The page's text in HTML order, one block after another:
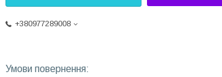
+380977289008